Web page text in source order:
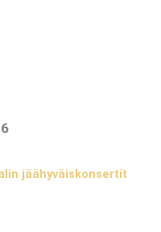
jäähyväiskonsertit